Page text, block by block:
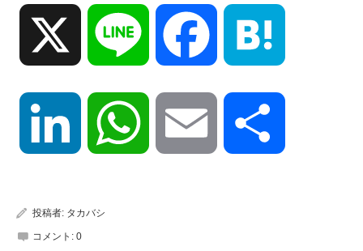
Line Facebook
LinkedIn WhatsApp Email
投稿者: タカバシ
コメント: 0